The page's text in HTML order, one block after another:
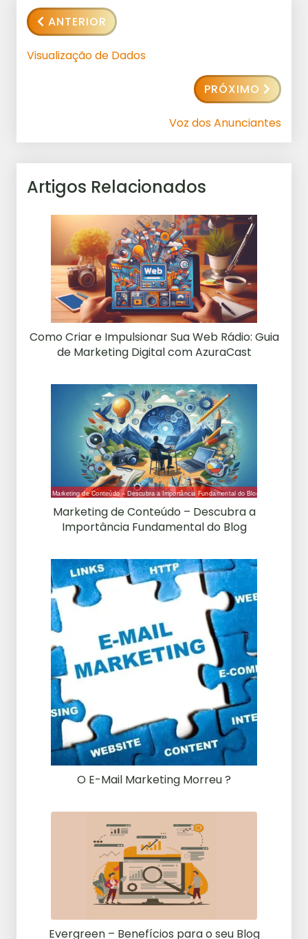
ANTERIOR
Visualização de Dados
PRÓXIMO
Voz dos Anunciantes
Artigos Relacionados
Como Criar e Impulsionar Sua Web Rádio: Guia
de Marketing Digital com AzuraCast
Marketing de Conteúdo – Descubra a
Importância Fundamental do Blog
O E-Mail Marketing Morreu ?
Evergreen – Benefícios para o seu Blog